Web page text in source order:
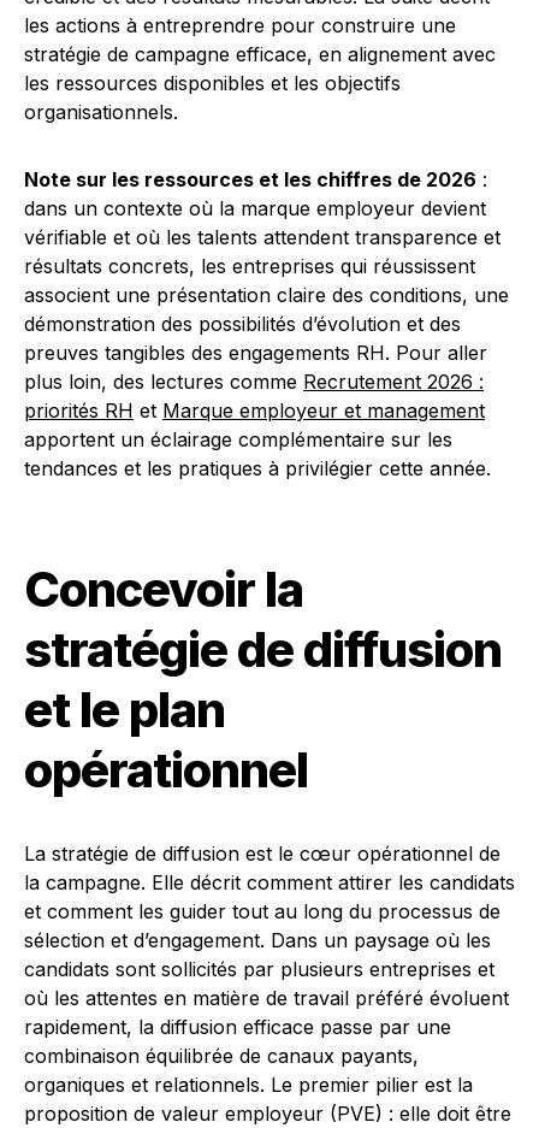
les actions à entreprendre pour construire une
stratégie de campagne efficace, en alignement avec
les ressources disponibles et les objectifs
organisationnels.
Note sur les ressources et les chiffres de 2026 :
dans un contexte où la marque employeur devient
vérifiable et où les talents attendent transparence et
résultats concrets, les entreprises qui réussissent
associent une présentation claire des conditions, une
démonstration des possibilités d’évolution et des
preuves tangibles des engagements RH. Pour aller
plus loin, des lectures comme Recrutement 2026 :
priorités RH et Marque employeur et management
apportent un éclairage complémentaire sur les
tendances et les pratiques à privilégier cette année.
Concevoir la
stratégie de diffusion
et le plan
opérationnel
La stratégie de diffusion est le cœur opérationnel de
la campagne. Elle décrit comment attirer les candidats
et comment les guider tout au long du processus de
sélection et d’engagement. Dans un paysage où les
candidats sont sollicités par plusieurs entreprises et
où les attentes en matière de travail préféré évoluent
rapidement, la diffusion efficace passe par une
combinaison équilibrée de canaux payants,
organiques et relationnels. Le premier pilier est la
proposition de valeur employeur (PVE) : elle doit être